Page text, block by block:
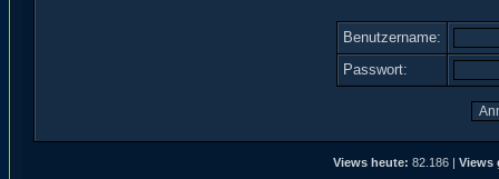
Benutzername:
Passwort:
Views heute: 82.186 | Views